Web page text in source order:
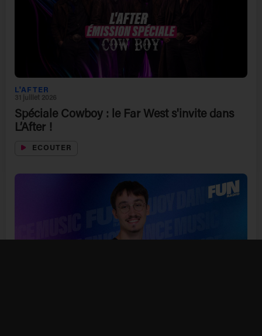
L'AFTER
31 juillet 2026
Spéciale Cowboy : le Far West s'invite dans
L’After !
ECOUTER